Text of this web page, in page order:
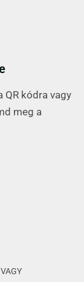
QR kódra vagy
meg a